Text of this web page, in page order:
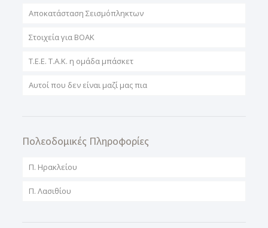
Αποκατάσταση Σεισμόπληκτων
Στοιχεία για ΒΟΑΚ
T.E.E. T.A.K. η ομάδα μπάσκετ
Αυτοί που δεν είναι μαζί μας πια
Πολεοδομικές Πληροφορίες
Π. Ηρακλείου
Π. Λασιθίου